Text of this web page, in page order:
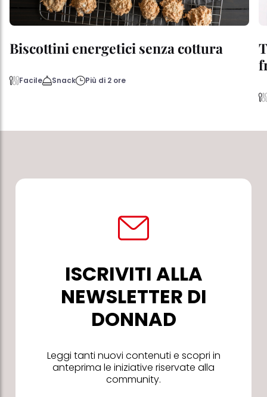
Biscottini energetici senza cottura
Facile Snack Più di 2 ore
ISCRIVITI ALLA
NEWSLETTER DI
DONNAD
Leggi tanti nuovi contenuti e scopri in
anteprima le iniziative riservate alla
community.